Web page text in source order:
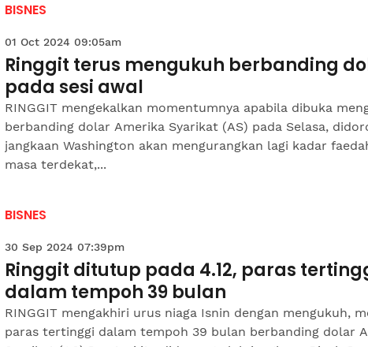
BISNES
01 Oct 2024 09:05am
Ringgit terus mengukuh berbanding
pada sesi awal
RINGGIT mengekalkan momentumnya apabila dibuka
berbanding dolar Amerika Syarikat (AS) pada Selasa,
jangkaan Washington akan mengurangkan lagi kadar
masa terdekat,...
BISNES
30 Sep 2024 07:39pm
Ringgit ditutup pada 4.12, paras
dalam tempoh 39 bulan
RINGGIT mengakhiri urus niaga Isnin dengan mengukuh,
paras tertinggi dalam tempoh 39 bulan berbanding dolar